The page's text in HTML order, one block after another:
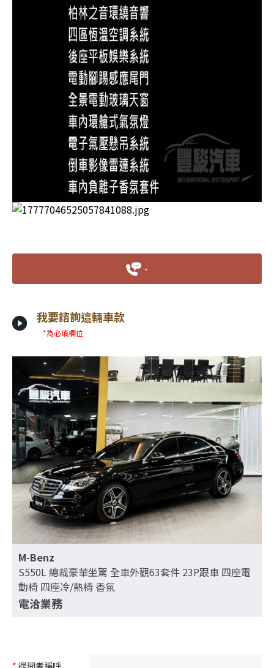
-
我要諮詢這輛車款
*為必填欄位
M-Benz
S550L 總裁豪華坐駕 全車外觀63套件 23P跟車 四座電
動椅 四座冷/熱椅 香氛
電洽業務
* 提問者稱呼